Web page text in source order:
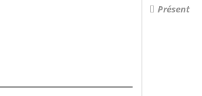
Présent